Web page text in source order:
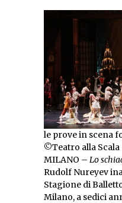
le prove in scena
©Teatro alla Scala
MILANO – Lo
Rudolf Nureyev
Stagione di
Milano, a sedici